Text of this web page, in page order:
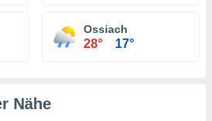
Ossiach
28° 17°
Nähe